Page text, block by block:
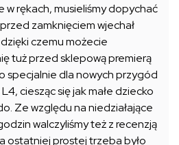
w rękach, musieliśmy dopychać
zamknięciem wjechał
czemu możecie
tuż przed sklepową premierą
specjalnie dla nowych przygód
ciesząc się jak małe dziecko
Ze względu na niedziałające
walczyliśmy też z recenzją
ostatniej prostej trzeba było